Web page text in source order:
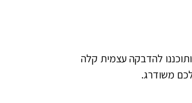
להדבקה עצמית קלה
משודרג.